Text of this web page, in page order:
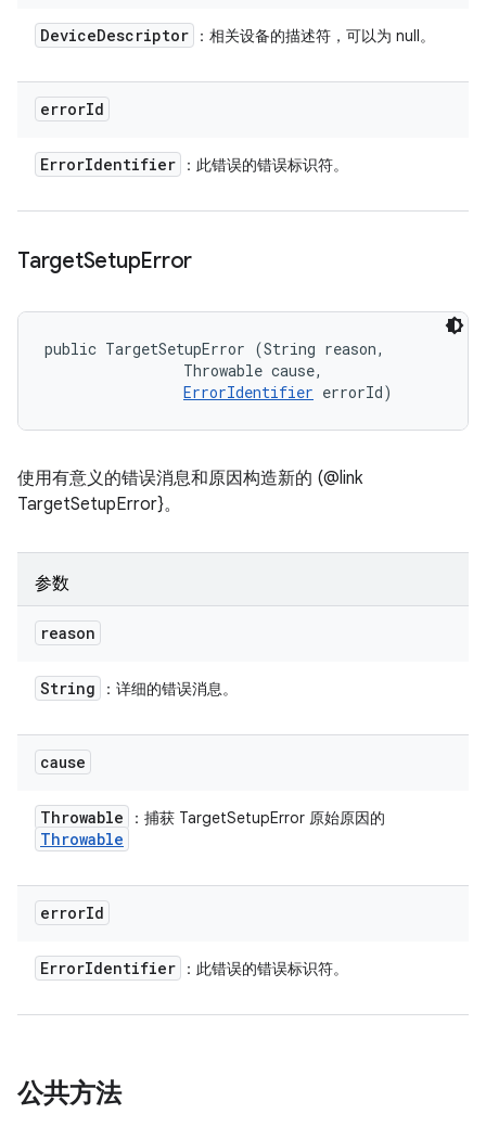
DeviceDescriptor ：相关设备的描述符，可以为 null。
errorId
ErrorIdentifier ：此错误的错误标识符。
TargetSetupError
public TargetSetupError (String reason,
                Throwable cause,
ErrorIdentifier errorId)
使用有意义的错误消息和原因构造新的 (@link
TargetSetupError}。
参数
reason
String ：详细的错误消息。
cause
Throwable ：捕获 TargetSetupError 原始原因的
Throwable
errorId
ErrorIdentifier ：此错误的错误标识符。
公共方法